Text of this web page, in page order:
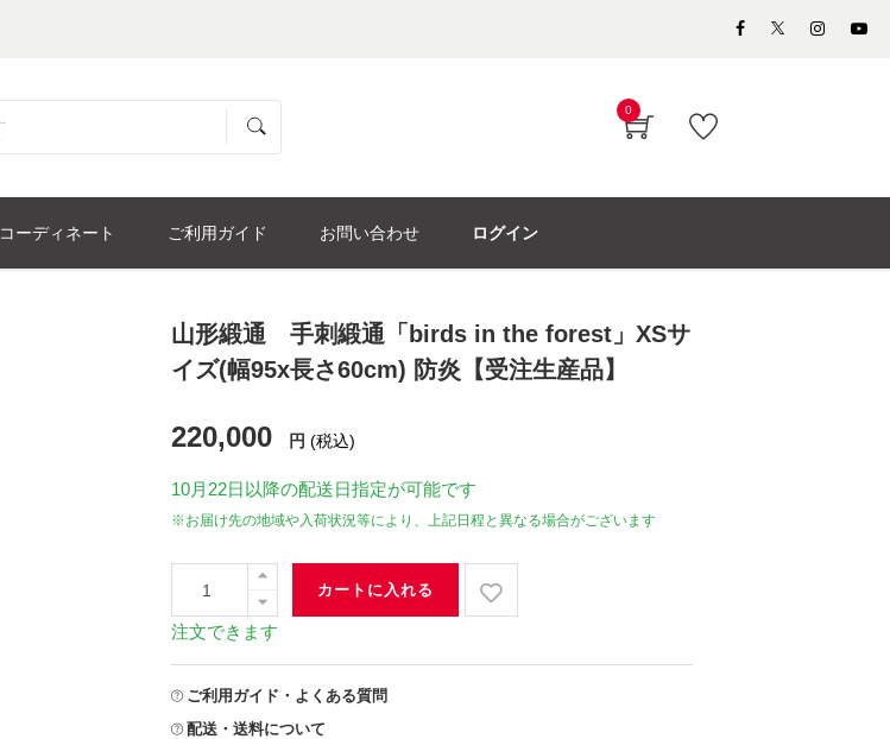
0
コーディネート ご利用ガイド お問い合わせ ログイン
山形緞通 手刺緞通「birds in the forest」XSサ
イズ(幅95x長さ60cm) 防炎【受注生産品】
220,000 円 (税込)
10月22日 以降の配送日指定が可能です
※お届け先の地域や入荷状況等により、上記日程と異なる場合がございます
カートに入れる
注文できます
ご利用ガイド・よくある質問
配送・送料について